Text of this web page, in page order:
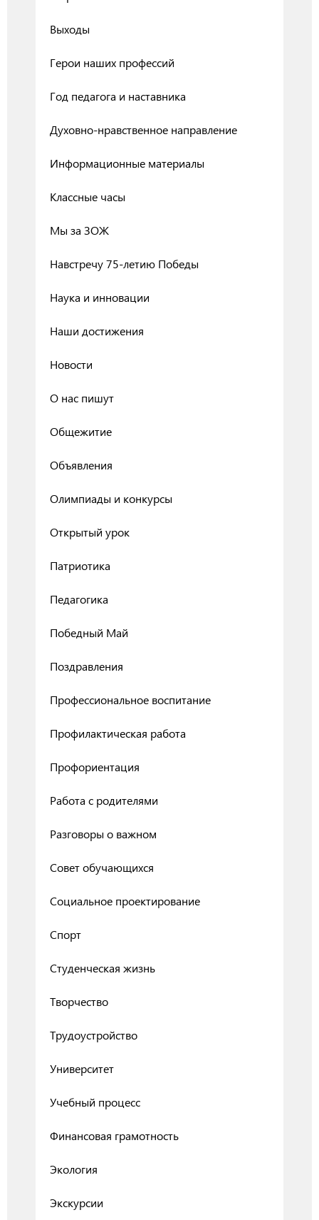
Выходы
Герои наших профессий
Год педагога и наставника
Духовно-нравственное направление
Информационные материалы
Классные часы
Мы за ЗОЖ
Навстречу 75-летию Победы
Наука и инновации
Наши достижения
Новости
О нас пишут
Общежитие
Объявления
Олимпиады и конкурсы
Открытый урок
Патриотика
Педагогика
Победный Май
Поздравления
Профессиональное воспитание
Профилактическая работа
Профориентация
Работа с родителями
Разговоры о важном
Совет обучающихся
Социальное проектирование
Спорт
Студенческая жизнь
Творчество
Трудоустройство
Университет
Учебный процесс
Финансовая грамотность
Экология
Экскурсии